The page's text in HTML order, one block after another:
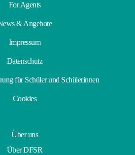
For Agents
& Angebote
Impressum
Datenschutz
für Schüler und Schülerinnen
Cookies
Über uns
Über DFSR